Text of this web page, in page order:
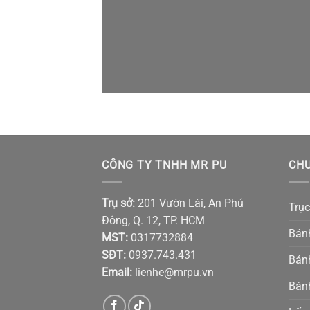
CÔNG TY TNHH MR PU
Trụ sở: 201 Vườn Lài, An Phú
Đông, Q. 12, TP. HCM
MST: 0317732884
SĐT: 0937.743.431
Email: lienhe@mrpu.vn